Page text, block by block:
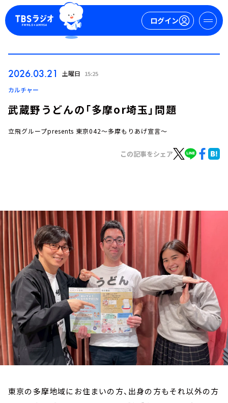
ログイン
トピックス
TBS Podcast
お知らせ
イベント・グッズ
YouTube
会社情報
2026.03.21 土曜日 15:25
カルチャー
武蔵野うどんの「多摩or埼玉」問題
立飛グループpresents 東京042～多摩もりあげ宣言～
この記事をシェア
東京の多摩地域にお住まいの方、出身の方もそれ以外の方